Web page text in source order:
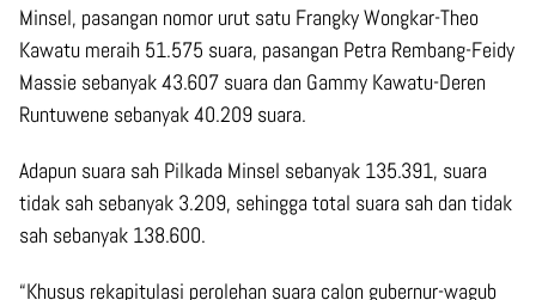
Minsel, pasangan nomor urut satu Frangky Wongkar-Theo
Kawatu meraih 51.575 suara, pasangan Petra Rembang-Feidy
Massie sebanyak 43.607 suara dan Gammy Kawatu-Deren
Runtuwene sebanyak 40.209 suara.
Adapun suara sah Pilkada Minsel sebanyak 135.391, suara
tidak sah sebanyak 3.209, sehingga total suara sah dan tidak
sah sebanyak 138.600.
“Khusus rekapitulasi perolehan suara calon gubernur-wagub